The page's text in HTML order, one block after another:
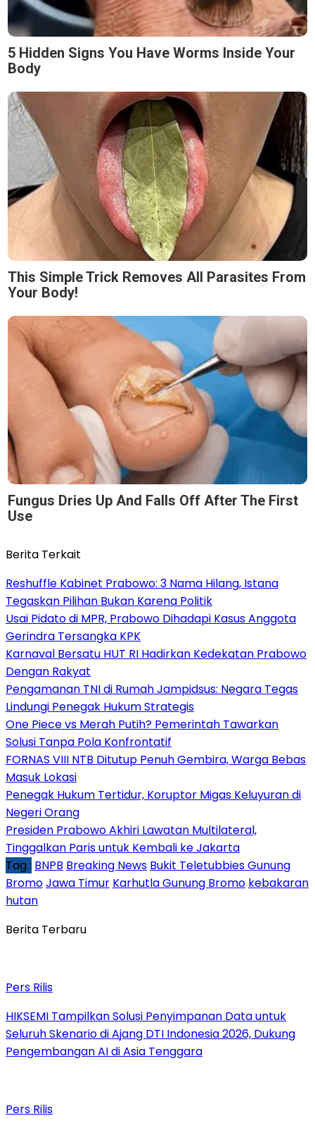
5 Hidden Signs You Have Worms Inside Your
Body
This Simple Trick Removes All Parasites From
Your Body!
Fungus Dries Up And Falls Off After The First
Use
Berita Terkait
Reshuffle Kabinet Prabowo: 3 Nama Hilang, Istana
Tegaskan Pilihan Bukan Karena Politik
Usai Pidato di MPR, Prabowo Dihadapi Kasus Anggota
Gerindra Tersangka KPK
Karnaval Bersatu HUT RI Hadirkan Kedekatan Prabowo
Dengan Rakyat
Pengamanan TNI di Rumah Jampidsus: Negara Tegas
Lindungi Penegak Hukum Strategis
One Piece vs Merah Putih? Pemerintah Tawarkan
Solusi Tanpa Pola Konfrontatif
FORNAS VIII NTB Ditutup Penuh Gembira, Warga Bebas
Masuk Lokasi
Penegak Hukum Tertidur, Koruptor Migas Keluyuran di
Negeri Orang
Presiden Prabowo Akhiri Lawatan Multilateral,
Tinggalkan Paris untuk Kembali ke Jakarta
Tag : BNPB Breaking News Bukit Teletubbies Gunung
BromoJawa Timur Karhutla Gunung Bromo kebakaran
hutan
Berita Terbaru
Pers Rilis
HIKSEMI Tampilkan Solusi Penyimpanan Data untuk
Seluruh Skenario di Ajang DTI Indonesia 2026, Dukung
Pengembangan AI di Asia Tenggara
Pers Rilis